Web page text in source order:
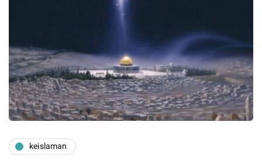
keislaman